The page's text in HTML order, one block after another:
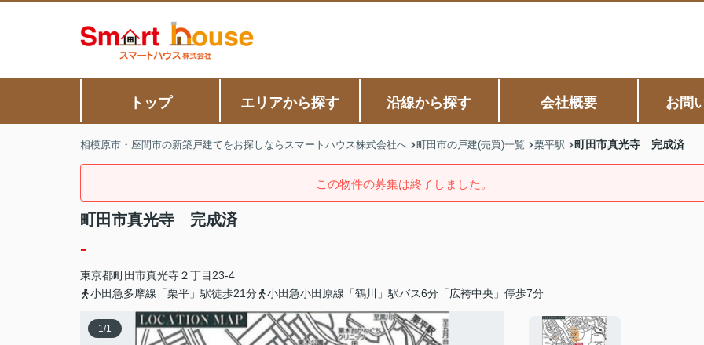
トップ エリアから探す 沿線から探す 会社概要 お問
相模原市・座間市の新築戸建てをお探しならスマートハウス株式会社へ 町田市の戸建(売買)一覧 栗平駅 町田市真光寺 完成済
この物件の募集は終了しました。
町田市真光寺 完成済
-
東京都町田市真光寺２丁目23-4
小田急多摩線「栗平」駅徒歩21分
小田急小田原線「鶴川」駅バス6分「広袴中央」停歩7分
1/1